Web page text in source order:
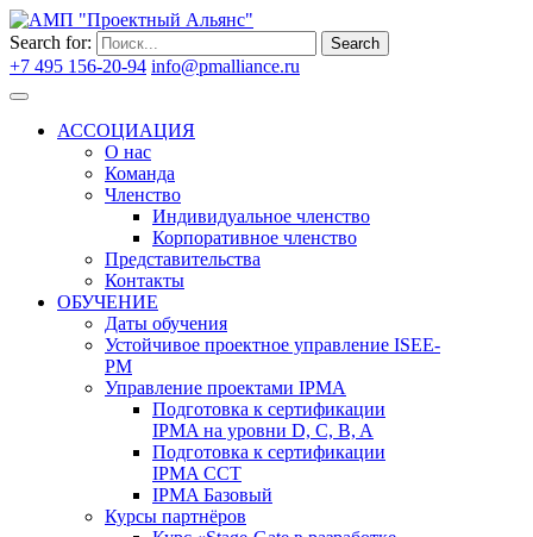
Search for: Search
+7 495 156-20-94 info@pmalliance.ru
АССОЦИАЦИЯ
О нас
Команда
Членство
Индивидуальное членство
Корпоративное членство
Представительства
Контакты
ОБУЧЕНИЕ
Даты обучения
Устойчивое проектное управление ISEE-
PM
Управление проектами IPMA
Подготовка к сертификации
IPMA на уровни D, C, B, A
Подготовка к сертификации
IPMA CCT
IPMA Базовый
Курсы партнёров